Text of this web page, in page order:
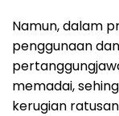
Namun, dalam
penggunaan
memadai,
kerugian